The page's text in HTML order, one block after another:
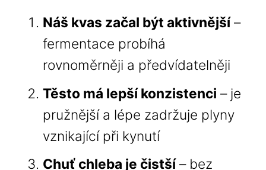
Náš kvas začal být aktivnější–
fermentace probíhá
rovnoměrněji a předvídatelněji
Těsto má lepší konzistenci – je
pružnější a lépe zadržuje plyny
vznikající při kynutí
Chuť chleba je čistší– bez